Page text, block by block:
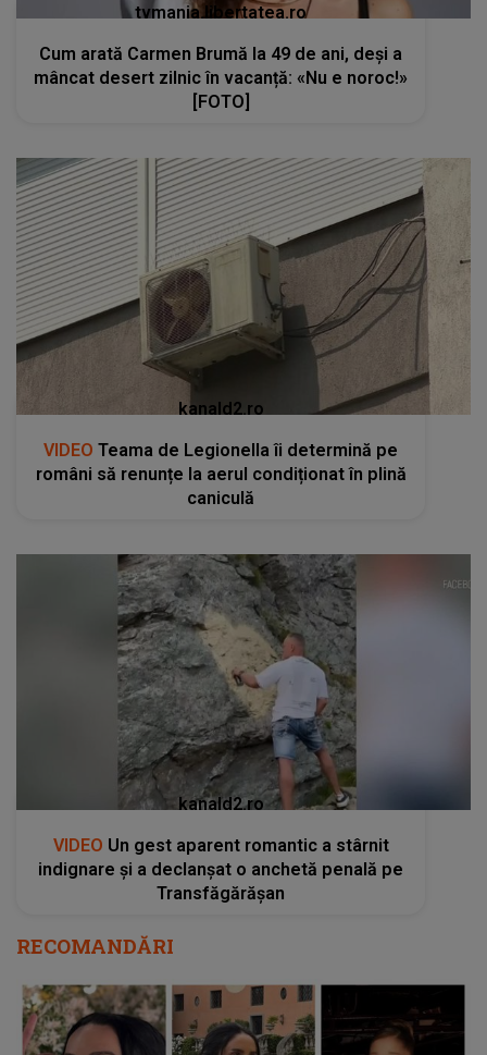
tvmania.libertatea.ro
Cum arată Carmen Brumă la 49 de ani, deși a
mâncat desert zilnic în vacanță: «Nu e noroc!»
[FOTO]
kanald2.ro
VIDEO Teama de Legionella îi determină pe
români să renunțe la aerul condiționat în plină
caniculă
kanald2.ro
VIDEO Un gest aparent romantic a stârnit
indignare și a declanșat o anchetă penală pe
Transfăgărășan
RECOMANDĂRI